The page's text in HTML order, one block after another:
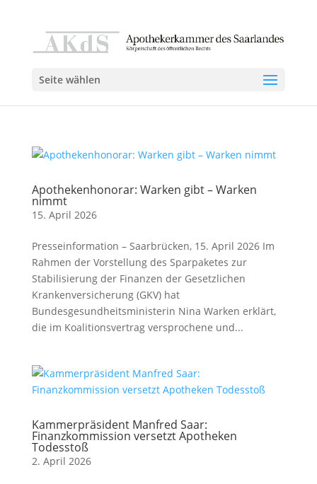
Seite wählen
Apothekenhonorar: Warken gibt – Warken
nimmt
15. April 2026
Presseinformation – Saarbrücken, 15. April 2026 Im
Rahmen der Vorstellung des Sparpaketes zur
Stabilisierung der Finanzen der Gesetzlichen
Krankenversicherung (GKV) hat
Bundesgesundheitsministerin Nina Warken erklärt,
die im Koalitionsvertrag versprochene und...
Kammerpräsident Manfred Saar:
Finanzkommission versetzt Apotheken
Todesstoß
2. April 2026